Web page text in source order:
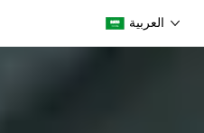
العربية